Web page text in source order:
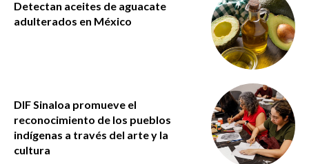
Detectan aceites de aguacate
adulterados en México
DIF Sinaloa promueve el
reconocimiento de los pueblos
indígenas a través del arte y la
cultura